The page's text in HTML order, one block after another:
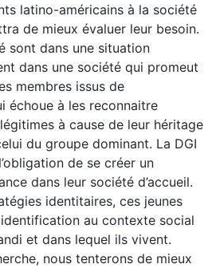
latino-américains à la société
de mieux évaluer leur besoin.
sont dans une situation
dans une société qui promeut
membres issus de
échoue à les reconnaitre
à cause de leur héritage
du groupe dominant. La DGI
de se créer un
dans leur société d’accueil.
identitaires, ces jeunes
au contexte social
et dans lequel ils vivent.
nous tenterons de mieux